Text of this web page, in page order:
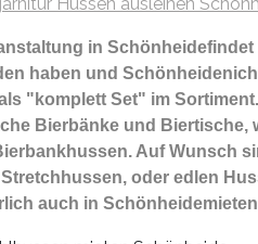
in
haben und
"komplett Set" im
Bierbänke und
Auf Wunsch
oder edlen
auch in